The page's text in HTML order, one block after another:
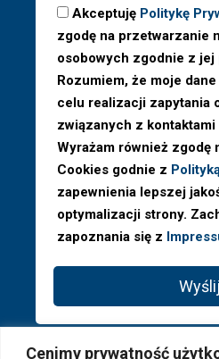
Cenimy prywatność
Akceptuję Politykę
zgodę na przetwarzanie
osobowych zgodnie z jej
Rozumiem, że moje
celu realizacji zapytania
związanych z kontaktami
Wyrażam również zgodę
Cookies godnie z
zapewnienia lepszej
optymalizacji strony.
zapoznania się z
Wyślij